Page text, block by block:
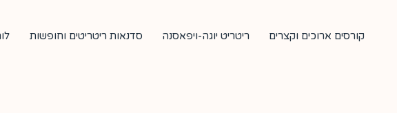
קורסים ארוכים וקצרים ריטריט יוגה-ויפאסנה סדנאות ריטריטים וחופשות